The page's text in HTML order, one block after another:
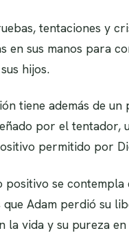
tentaciones y
en sus manos para
hijos.
tiene además de
por el tentador,
permitido por
positivo se contempla
Adam perdió su
la vida y su pureza en